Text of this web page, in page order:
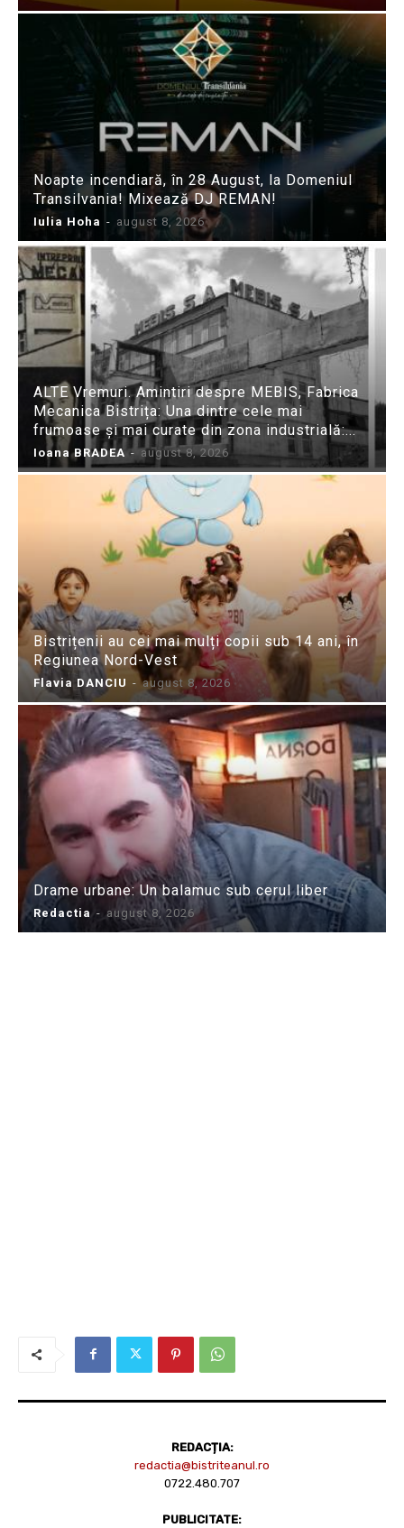
Noapte incendiară, în 28 August, la Domeniul
Transilvania! Mixează DJ REMAN!
Iulia Hoha - august 8, 2026
ALTE Vremuri. Amintiri despre MEBIS, Fabrica
Mecanica Bistrița: Una dintre cele mai
frumoase și mai curate din zona industrială:...
Ioana BRADEA - august 8, 2026
Bistrițenii au cei mai mulți copii sub 14 ani, în
Regiunea Nord-Vest
Flavia DANCIU - august 8, 2026
Drame urbane: Un balamuc sub cerul liber
Redactia - august 8, 2026
REDACȚIA:
redactia@bistriteanul.ro
0722.480.707
PUBLICITATE: